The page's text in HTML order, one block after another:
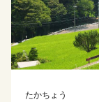
たかちょう